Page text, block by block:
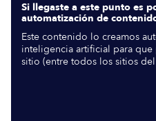
Si llegaste a este punto es
automatización de
Este contenido lo creamos
inteligencia artificial para
sitio (entre todos los sitios